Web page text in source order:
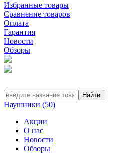
Избранные товары
Сравнение товаров
Оплата
Гарантия
Новости
Обзоры
Наушники (50)
Акции
О нас
Новости
Обзоры